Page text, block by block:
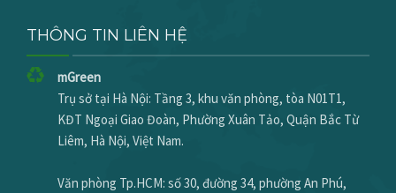
THÔNG TIN LIÊN HỆ
mGreen
Trụ sở tại Hà Nội: Tầng 3, khu văn phòng, tòa N01T1,
KĐT Ngoại Giao Đoàn, Phường Xuân Tảo, Quận Bắc Từ
Liêm, Hà Nội, Việt Nam.
Văn phòng Tp.HCM: số 30, đường 34, phường An Phú,